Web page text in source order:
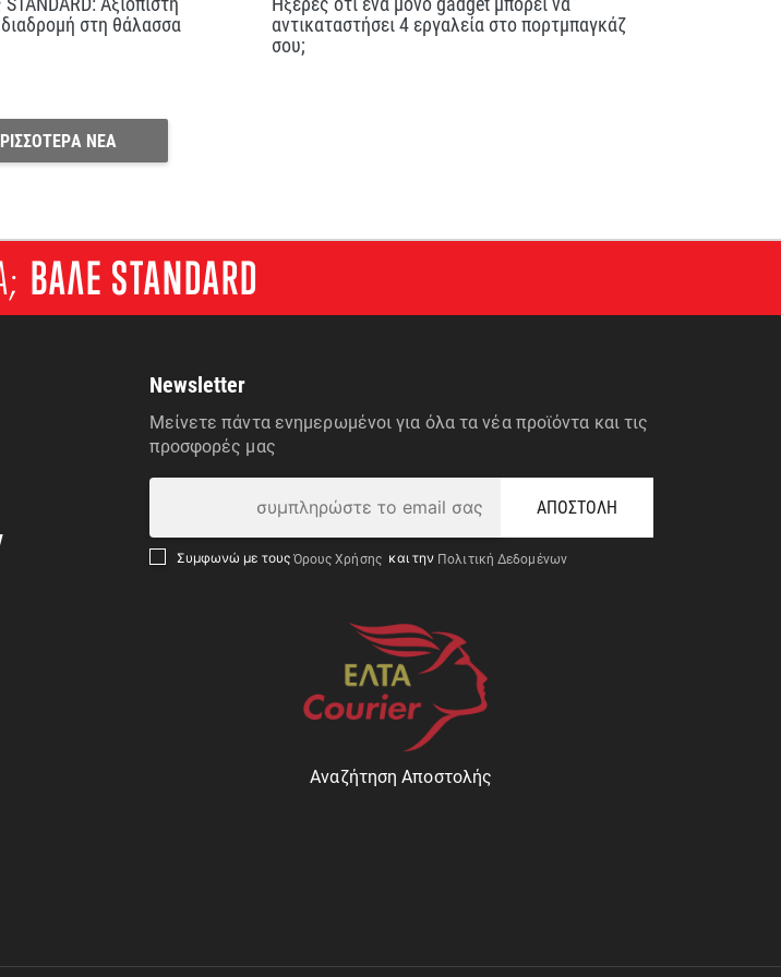
διαδρομή στη θάλασσα αντικαταστήσει 4 εργαλεία στο πορτμπαγκάζ
σου;
ΝΕΑ
ΒΑΛΕ STANDARD
Newsletter
Μείνετε πάντα ενημερωμένοι για όλα τα νέα προϊόντα και τις
προσφορές μας
ΑΠΟΣΤΟΛΗ
Συμφωνώ με τουςΌρους Χρήσης και την Πολιτική Δεδομένων
Αναζήτηση Αποστολής